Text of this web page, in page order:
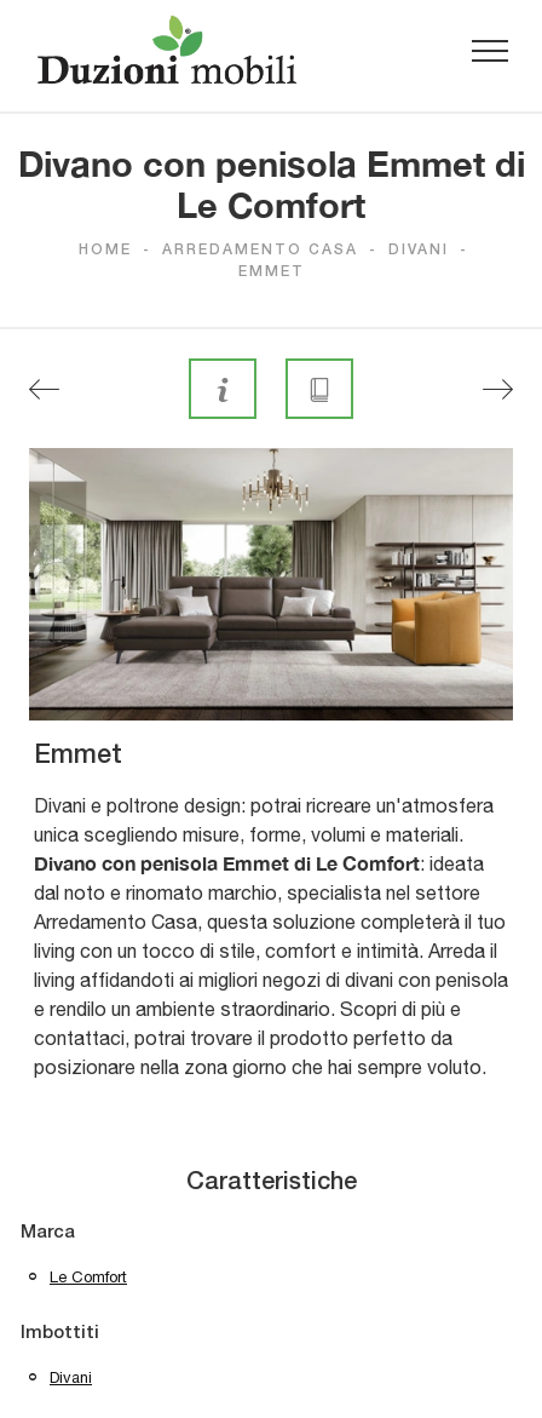
Divano con penisola Emmet di
Le Comfort
HOME - ARREDAMENTO CASA - DIVANI
-
EMMET
Emmet
Divani e poltrone design: potrai ricreare un'atmosfera
unica scegliendo misure, forme, volumi e materiali.
Divano con penisola Emmet di Le Comfort: ideata
dal noto e rinomato marchio, specialista nel settore
Arredamento Casa, questa soluzione completerà il tuo
living con un tocco di stile, comfort e intimità. Arreda il
living affidandoti ai migliori negozi di divani con penisola
e rendilo un ambiente straordinario. Scopri di più e
contattaci, potrai trovare il prodotto perfetto da
posizionare nella zona giorno che hai sempre voluto.
Caratteristiche
Marca
Le Comfort
Imbottiti
Divani